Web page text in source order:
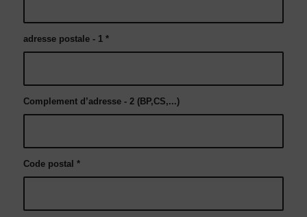
adresse postale - 1 *
Complement d’adresse - 2 (BP,CS,...)
Code postal *